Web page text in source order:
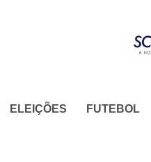
ELEIÇÕES FUTEBOL